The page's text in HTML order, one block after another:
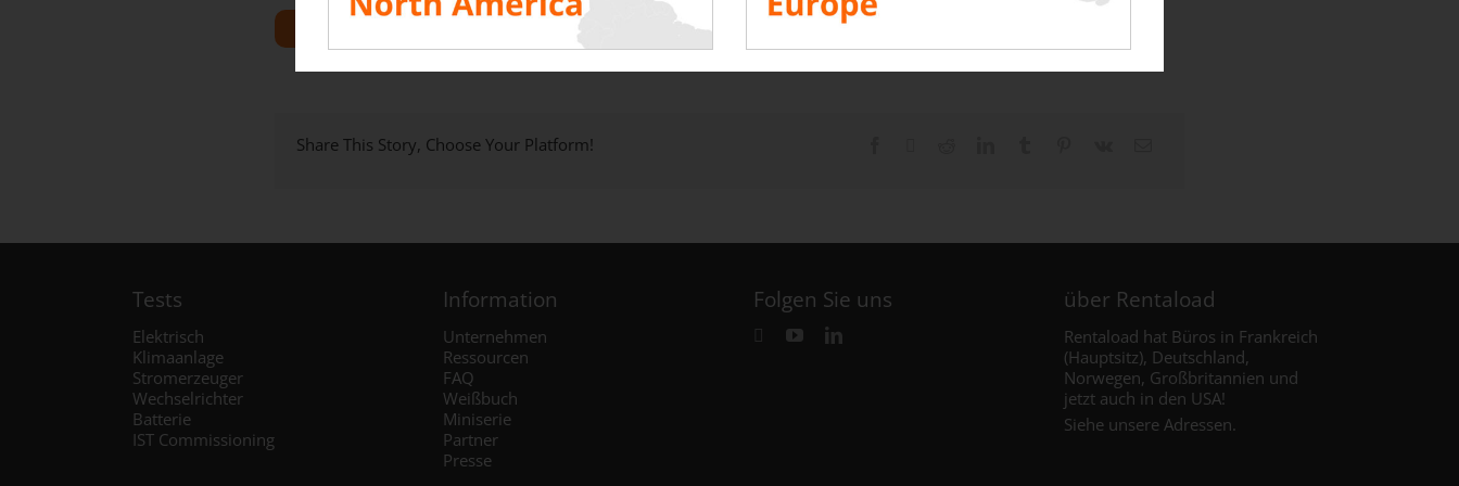
Share This Story, Choose Your Platform!
Tests
Elektrisch
Klimaanlage
Stromerzeuger
Wechselrichter
Batterie
IST Commissioning
Information
Unternehmen
Ressourcen
FAQ
Weißbuch
Miniserie
Partner
Presse
Folgen Sie uns über Rentaload
Rentaload hat Büros in Frankreich
(Hauptsitz), Deutschland,
Norwegen, Großbritannien und
jetzt auch in den USA!
Siehe unsere Adressen.